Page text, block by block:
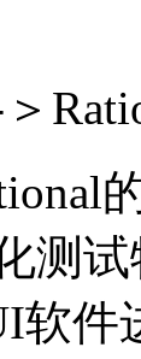
的
测
软件